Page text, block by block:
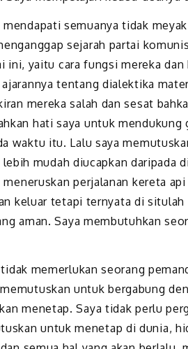
semuanya tidak
sejarah partai
ini, yaitu cara fungsi mereka
tentang dialektika
mereka salah dan sesat
hati saya untuk mendukung
waktu itu. Lalu saya
mudah diucapkan daripada
perjalanan kereta
keluar tetapi ternyata di situlah
aman. Saya membutuhkan
memerlukan seorang
untuk bergabung
menetap. Saya tidak perlu
untuk menetap di dunia,